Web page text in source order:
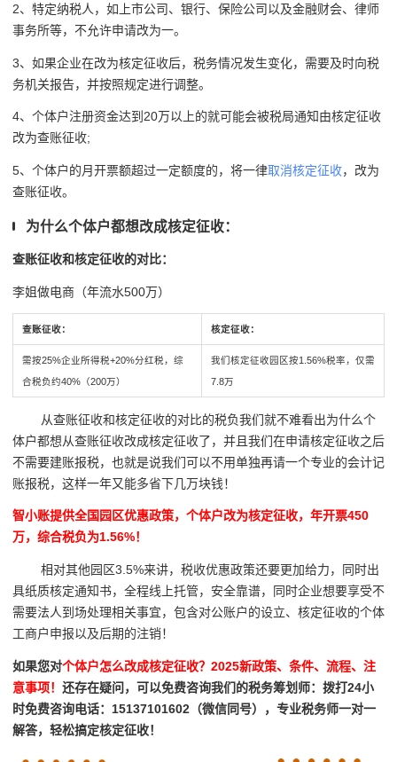
2、特定纳税人，如上市公司、银行、保险公司以及金融财会、律师
事务所等，不允许申请改为一。
3、如果企业在改为核定征收后，税务情况发生变化，需要及时向税
务机关报告，并按照规定进行调整。
4、个体户注册资金达到20万以上的就可能会被税局通知由核定征收
改为查账征收;
5、个体户的月开票额超过一定额度的，将一律取消核定征收，改为
查账征收。
为什么个体户都想改成核定征收：
查账征收和核定征收的对比：
李姐做电商（年流水500万）
查账征收： 核定征收：
需按25%企业所得税+20%分红税，综
合税负约40%（200万）
我们核定征收园区按1.56%税率，仅需
7.8万
从查账征收和核定征收的对比的税负我们就不难看出为什么个
体户都想从查账征收改成核定征收了，并且我们在申请核定征收之后
不需要建账报税，也就是说我们可以不用单独再请一个专业的会计记
账报税，这样一年又能多省下几万块钱！
智小账提供全国园区优惠政策，个体户改为核定征收，年开票450
万，综合税负为1.56%！
相对其他园区3.5%来讲，税收优惠政策还要更加给力，同时出
具纸质核定通知书，全程线上托管，安全靠谱，同时企业想要享受不
需要法人到场处理相关事宜，包含对公账户的设立、核定征收的个体
工商户申报以及后期的注销！
如果您对个体户怎么改成核定征收？2025新政策、条件、流程、注
意事项！ 还存在疑问，可以免费咨询我们的税务筹划师：拨打24小
时免费咨询电话：15137101602（微信同号），专业税务师一对一
解答，轻松搞定核定征收！